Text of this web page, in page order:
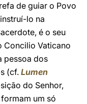
de guiar o Povo
lo na
é o seu
Concilio Vaticano
pessoa dos
(cf. Lumen
do Senhor,
um só